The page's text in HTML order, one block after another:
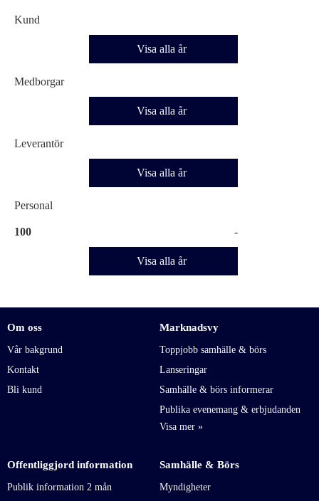
Kund
Visa alla år
Medborgar
Visa alla år
Leverantör
Visa alla år
Personal
100 -
Visa alla år
Om oss
Vår bakgrund
Kontakt
Bli kund
Marknadsvy
Toppjobb samhälle & börs
Lanseringar
Samhälle & börs informerar
Publika evenemang & erbjudanden
Offentliggjord information
Publik information 2 mån
Samhälle & Börs
Myndigheter